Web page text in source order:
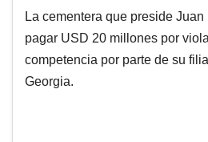
La cementera que preside
pagar USD 20 millones por
competencia por parte de su
Georgia.